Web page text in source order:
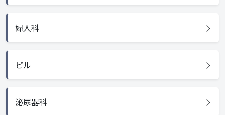
婦人科
ピル
泌尿器科